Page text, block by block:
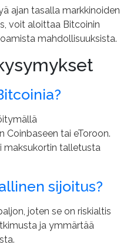
ajan tasalla markkinoiden
voit aloittaa Bitcoinin
mahdollisuuksista.
Coinbaseen tai eToroon.
maksukortin talletusta
sijoitus?
joten se on riskialtis
ja ymmärtää